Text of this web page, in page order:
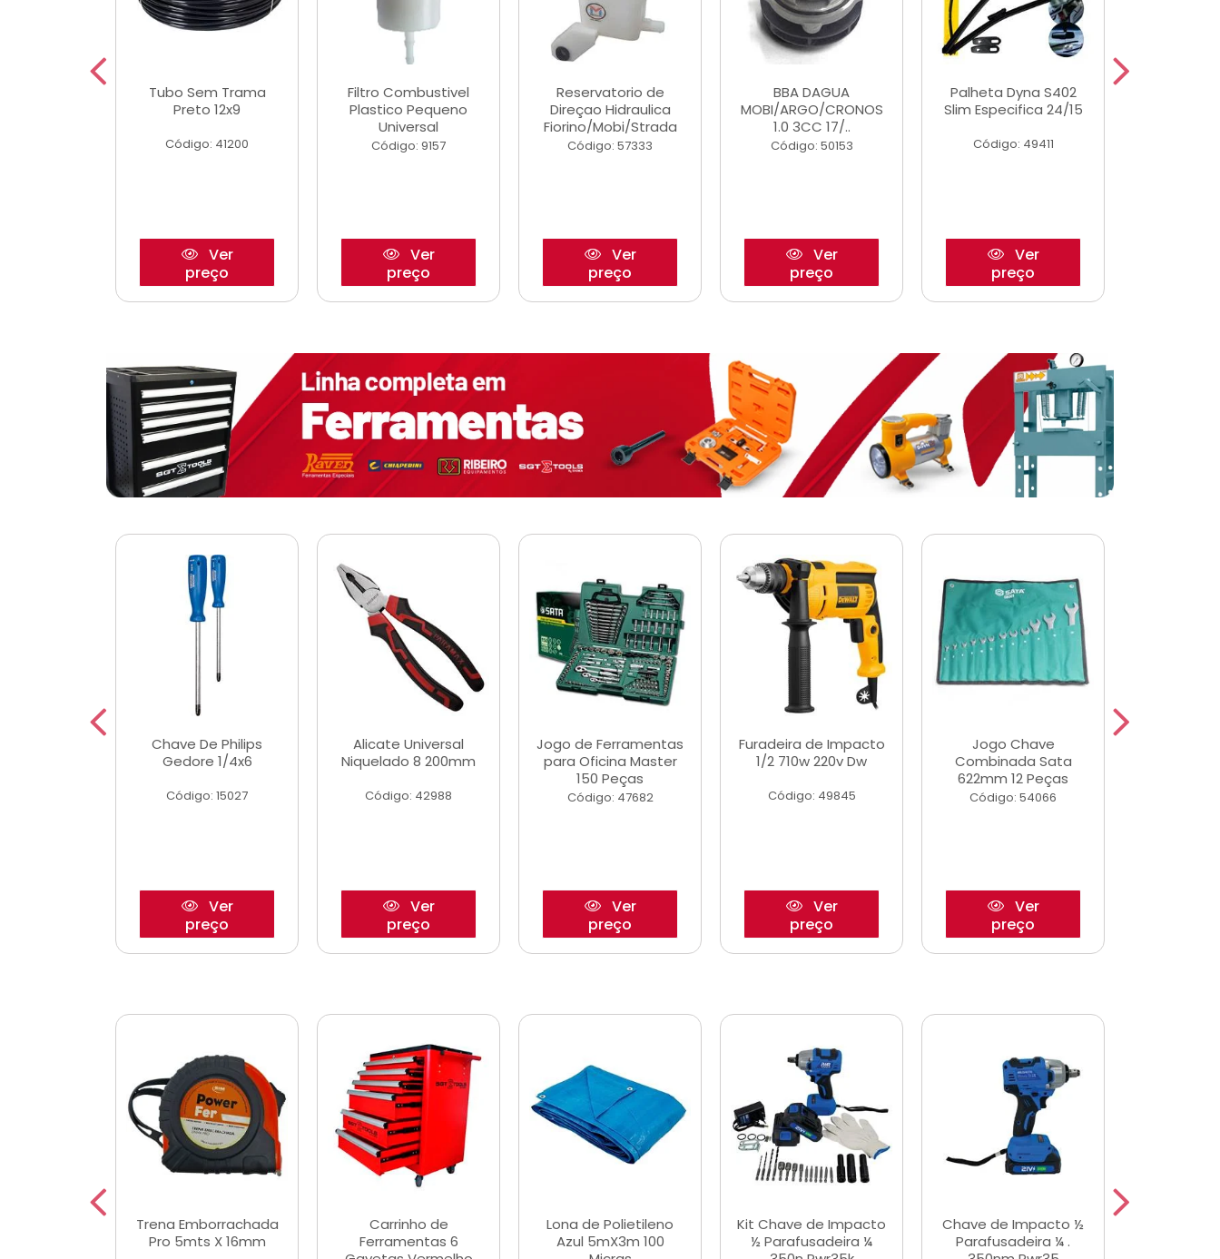
Tubo Sem Trama
Preto 12x9
Código: 41200
Ver
preço
Filtro Combustivel
Plastico Pequeno
Universal
Código: 9157
Ver
preço
Reservatorio de
Direçao Hidraulica
Fiorino/Mobi/Strada
Código: 57333
Ver
preço
BBA DAGUA
MOBI/ARGO/CRONOS
1.0 3CC 17/..
Código: 50153
Ver
preço
Palheta Dyna S402
Slim Especifica 24/15
Código: 49411
Ver
preço
Chave De Philips
Gedore 1/4x6
Código: 15027
Ver
preço
Alicate Universal
Niquelado 8 200mm
Código: 42988
Ver
preço
Jogo de Ferramentas
para Oficina Master
150 Peças
Código: 47682
Ver
preço
Furadeira de Impacto
1/2 710w 220v Dw
Código: 49845
Ver
preço
Jogo Chave
Combinada Sata
622mm 12 Peças
Código: 54066
Ver
preço
Trena Emborrachada
Pro 5mts X 16mm
Carrinho de
Ferramentas 6
Lona de Polietileno
Azul 5mX3m 100
Kit Chave de Impacto
½ Parafusadeira ¼
Chave de Impacto ½
Parafusadeira ¼ .